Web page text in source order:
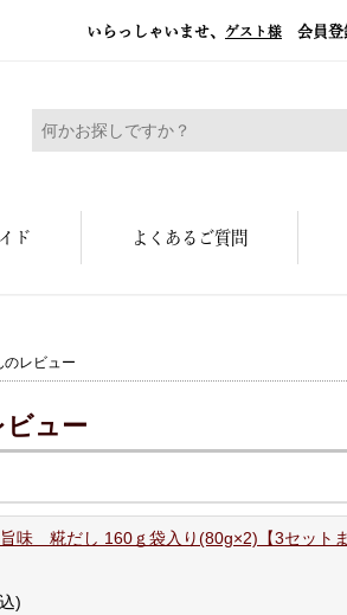
いらっしゃいませ、 ゲスト様 会員登
店 - 元禄二年。創業三百余年の味
ド よくあるご質問
のレビュー
ュー
味 糀だし 160ｇ袋入り(80g×2)【3セット
)